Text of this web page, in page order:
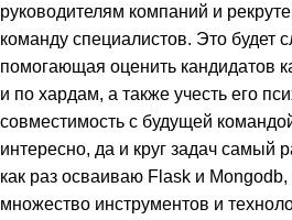
руководителям компаний и
команду специалистов. Это будет
помогающая оценить кандидатов
и по хардам, а также учесть его
совместимость с будущей
интересно, да и круг задач самый
как раз осваиваю Flask и
множество инструментов и